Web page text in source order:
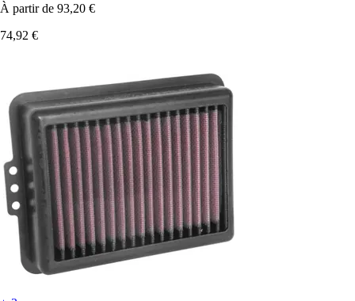
À partir de 93,20 €
74,92 €